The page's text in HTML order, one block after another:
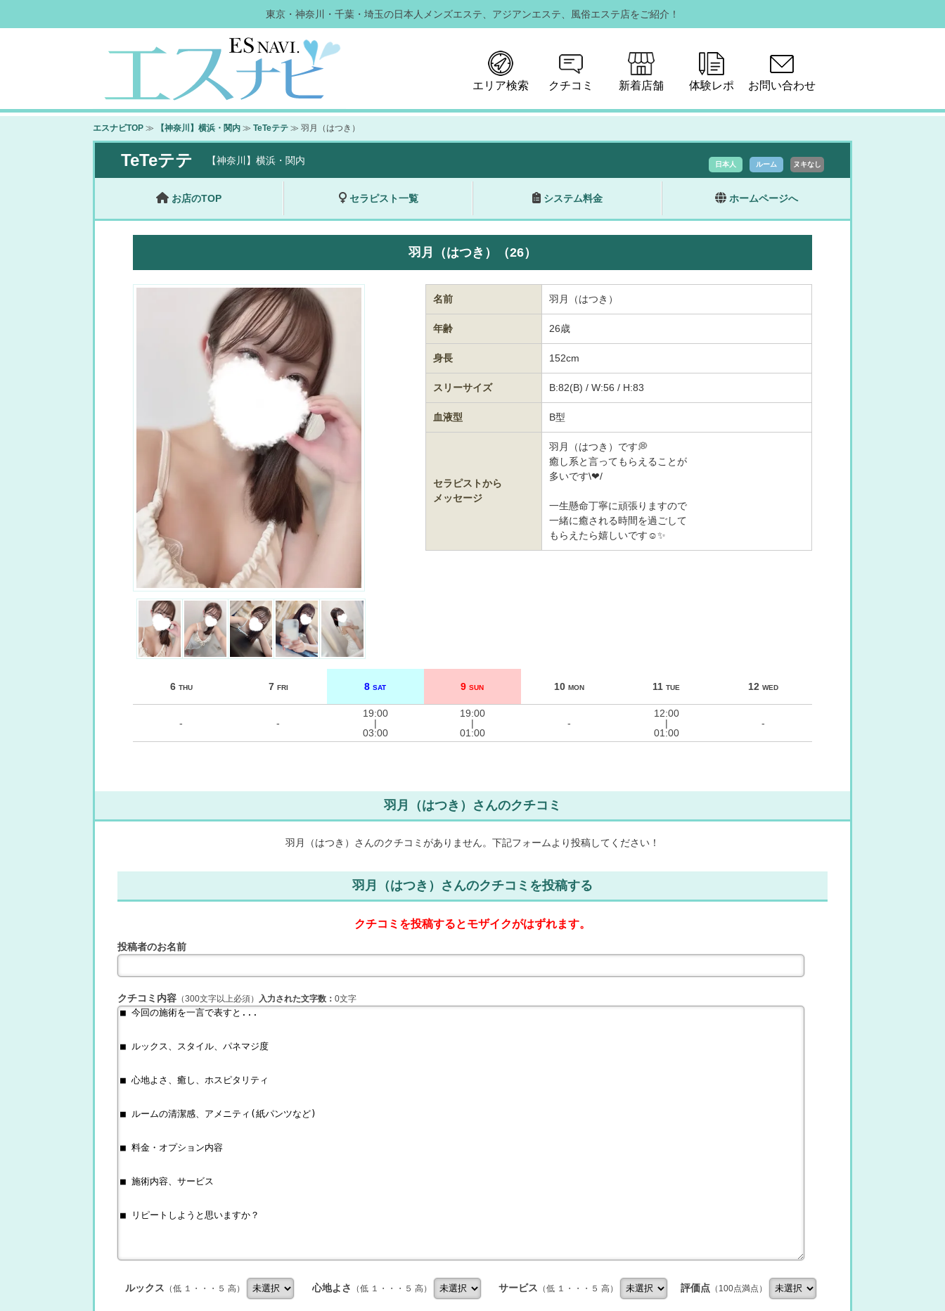
東京・神奈川・千葉・埼玉の日本人メンズエステ、 アジアンエステ、風俗エステ店をご紹介！
エリア検索 クチコミ 新着店舗 体験レポ お問い合わせ
エスナビTOP ≫ 【神奈川】横浜・関内 ≫ TeTeテテ ≫ 羽月（はつき）
TeTeテテ 【神奈川】横浜・関内 日本人 ルーム ヌキなし
お店のTOP セラピスト一覧 システム料金 ホームページへ
羽月（はつき）（26）
名前 羽月（はつき）
年齢 26歳
身長 152cm
スリーサイズ B:82(B) / W:56 / H:83
血液型 B型
セラピストから
メッセージ
羽月（はつき）です💭
癒し系と言ってもらえることが
多いです\❤︎/
一生懸命丁寧に頑張りますので
一緒に癒される時間を過ごして
もらえたら嬉しいです☺️✨
6 THU 7 FRI 8SAT 9SUN 10MON 11TUE 12WED
- -
19:00
|
03:00
19:00
|
01:00
-
12:00
|
01:00
-
羽月（はつき）さんのクチコミ
羽月（はつき）さんのクチコミがありません。 下記フォームより投稿してください！
羽月（はつき）さんのクチコミを投稿する
クチコミを投稿するとモザイクがはずれます。
投稿者のお名前
クチコミ内容 （300文字以上必須） 入力された文字数：0文字
ルックス （低 １・・・５ 高） 心地よさ （低 １・・・５ 高） サービス （低 １・・・５ 高） 評価点 （100点満点）